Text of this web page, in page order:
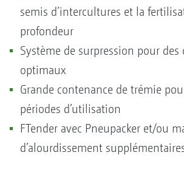
semis d’intercultures et la
profondeur
Système de surpression pour des
optimaux
Grande contenance de trémie
périodes d’utilisation
FTender avec Pneupacker et/ou
d’alourdissement